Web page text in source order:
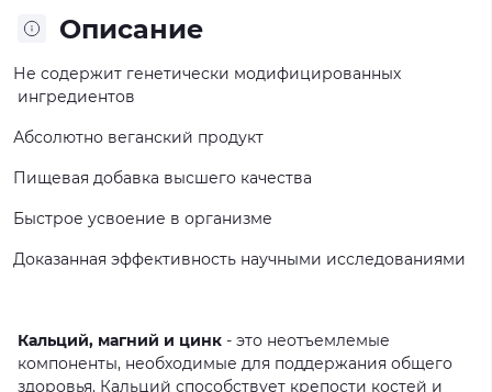
Описание
Не содержит генетически модифицированных
ингредиентов
Абсолютно веганский продукт
Пищевая добавка высшего качества
Быстрое усвоение в организме
Доказанная эффективность научными исследованиями
Кальций, магний и цинк - это неотъемлемые
компоненты, необходимые для поддержания общего
здоровья. Кальций способствует крепости костей и